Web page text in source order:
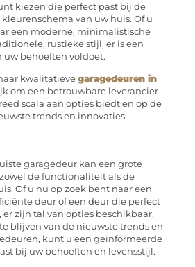
kiezen die perfect past bij de
van uw huis. Of u
een moderne, minimalistische
rustieke stijl, er is een
uw behoeften voldoet.
kwalitatieve garagedeuren in
om een betrouwbare leverancier
scala aan opties biedt en op de
trends en innovaties.
garagedeur kan een grote
de functionaliteit als de
Of u nu op zoek bent naar een
deur of een deur die perfect
zijn tal van opties beschikbaar.
blijven van de nieuwste trends en
kunt u een geïnformeerde
bij uw behoeften en levensstijl.